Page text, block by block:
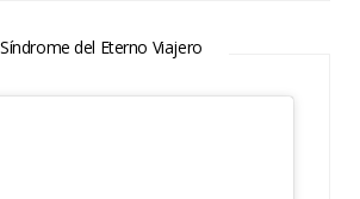
del Eterno Viajero